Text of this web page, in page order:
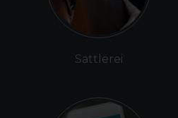
Sattlerei